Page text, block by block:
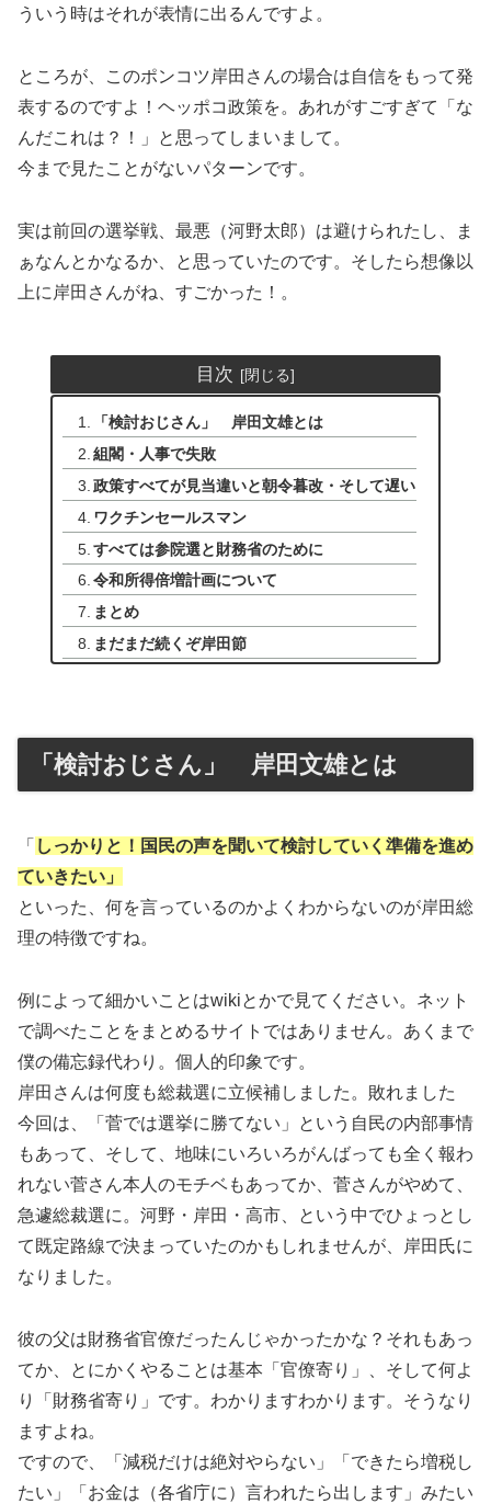
ういう時はそれが表情に出るんですよ。
ところが、このポンコツ岸田さんの場合は自信をもって発
表するのですよ！ヘッポコ政策を。あれがすごすぎて「な
んだこれは？！」と思ってしまいまして。
今まで見たことがないパターンです。
実は前回の選挙戦、最悪（河野太郎）は避けられたし、ま
ぁなんとかなるか、と思っていたのです。そしたら想像以
上に岸田さんがね、すごかった！。
目次
「検討おじさん」 岸田文雄とは
組閣・人事で失敗
政策すべてが見当違いと朝令暮改・そして遅い
ワクチンセールスマン
すべては参院選と財務省のために
令和所得倍増計画について
まとめ
まだまだ続くぞ岸田節
「検討おじさん」 岸田文雄とは
「 しっかりと！国民の声を聞いて検討していく準備を進め
ていきたい」
といった、何を言っているのかよくわからないのが岸田総
理の特徴ですね。
例によって細かいことはwikiとかで見てください。ネット
で調べたことをまとめるサイトではありません。あくまで
僕の備忘録代わり。個人的印象です。
岸田さんは何度も総裁選に立候補しました。敗れました
今回は、「菅では選挙に勝てない」という自民の内部事情
もあって、そして、地味にいろいろがんばっても全く報わ
れない菅さん本人のモチベもあってか、菅さんがやめて、
急遽総裁選に。河野・岸田・高市、という中でひょっとし
て既定路線で決まっていたのかもしれませんが、岸田氏に
なりました。
彼の父は財務省官僚だったんじゃかったかな？それもあっ
てか、とにかくやることは基本「官僚寄り」、そして何よ
り「財務省寄り」です。わかりますわかります。そうなり
ますよね。
ですので、「減税だけは絶対やらない」「できたら増税し
たい」「お金は（各省庁に）言われたら出します」みたい